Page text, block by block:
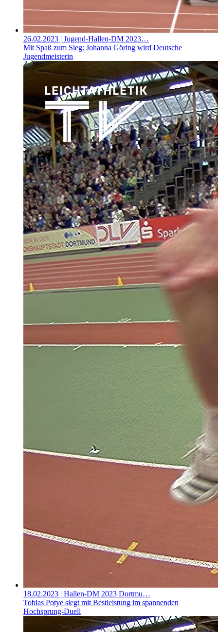
26.02.2023 | Jugend-Hallen-DM 2023…
Mit Spaß zum Sieg: Johanna Göring wird Deutsche
Jugendmeisterin
18.02.2023 | Hallen-DM 2023 Dortmu…
Tobias Potye siegt mit Bestleistung im spannenden
Hochsprung-Duell